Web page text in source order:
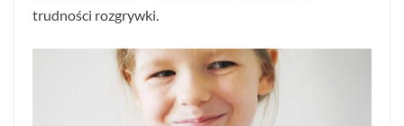
trudności rozgrywki.